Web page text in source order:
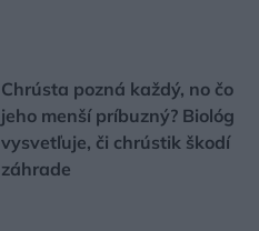
Chrústa pozná každý, no čo
jeho menší príbuzný? Biológ
vysvetľuje, či chrústik škodí
záhrade